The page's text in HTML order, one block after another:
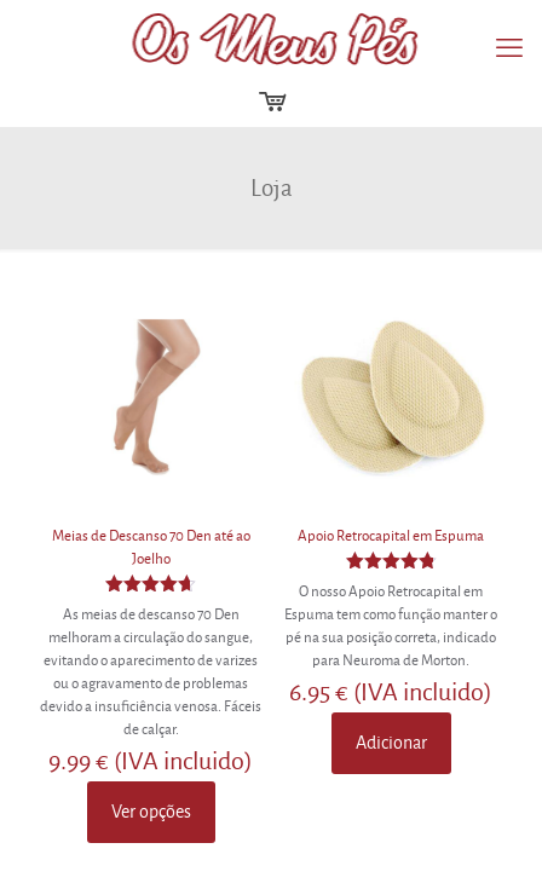
Loja
Meias de Descanso 70 Den até ao
Joelho
Avaliação
de 5
As meias de descanso 70 Den
melhoram a circulação do sangue,
evitando o aparecimento de varizes
ou o agravamento de problemas
devido a insuficiência venosa. Fáceis
de calçar.
9.99€ (IVA incluido)
Ver opções
product
Apoio Retrocapital em Espuma
Avaliação
de 5
O nosso Apoio Retrocapital em
Espuma tem como função manter o
pé na sua posição correta, indicado
para Neuroma de Morton.
6.95€ (IVA incluido)
Adicionar